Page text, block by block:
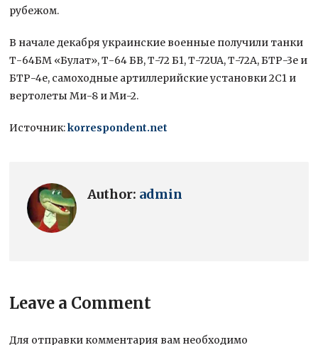
рубежом.
В начале декабря украинские военные получили танки
Т-64БМ «Булат», Т-64 БВ, Т-72 Б1, Т-72UA, Т-72A, БТР-3е и
БТР-4е, самоходные артиллерийские установки 2C1 и
вертолеты Ми-8 и Ми-2.
Источник:korrespondent.net
Author: admin
Leave a Comment
Для отправки комментария вам необходимо